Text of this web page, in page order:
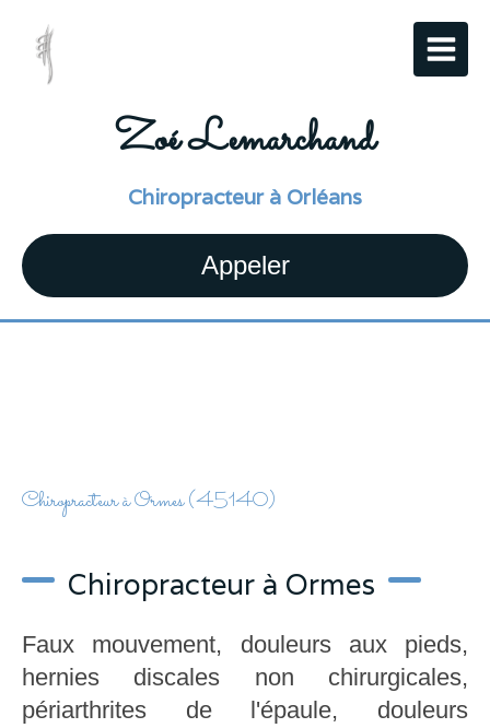
Zoé Lemarchand
Chiropracteur à Orléans
Appeler
Chiropracteur à Ormes (45140)
Chiropracteur à Ormes
Faux mouvement, douleurs aux pieds,
hernies discales non chirurgicales,
périarthrites de l'épaule, douleurs